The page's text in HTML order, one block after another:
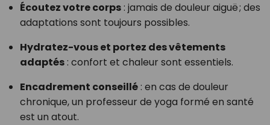
Écoutez votre corps: jamais de douleur aiguë ; des
adaptations sont toujours possibles.
Hydratez-vous et portez des vêtements
adaptés: confort et chaleur sont essentiels.
Encadrement conseillé: en cas de douleur
chronique, un professeur de yoga formé en santé
est un atout.